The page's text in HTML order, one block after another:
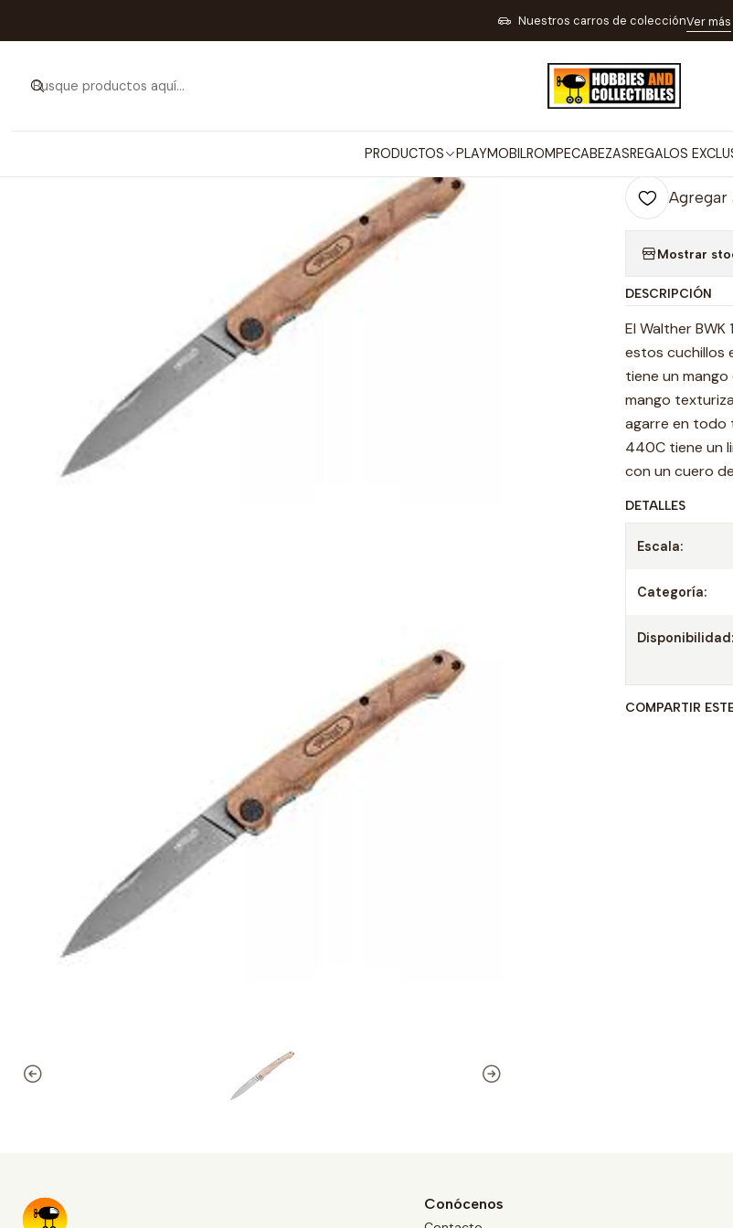
PRODUCTOS PLAYMOBILROMPECABEZASREGALOS
Nuestros carros de colecciónVer más
ARTÍCULOS PARA TIRO DEPORTIVO PESCA Y CAMPING NAVAJAS
|
Navaja
Cantidad
Agregar
Mostrar
DESCRIPCIÓN
El Walther
estos cuchillos
tiene un
mango
agarre en todo
440C tiene un
con un cuero
DETALLES
Escala:
Categoría:
Disponibilidad:
COMPARTIR
Conócenos